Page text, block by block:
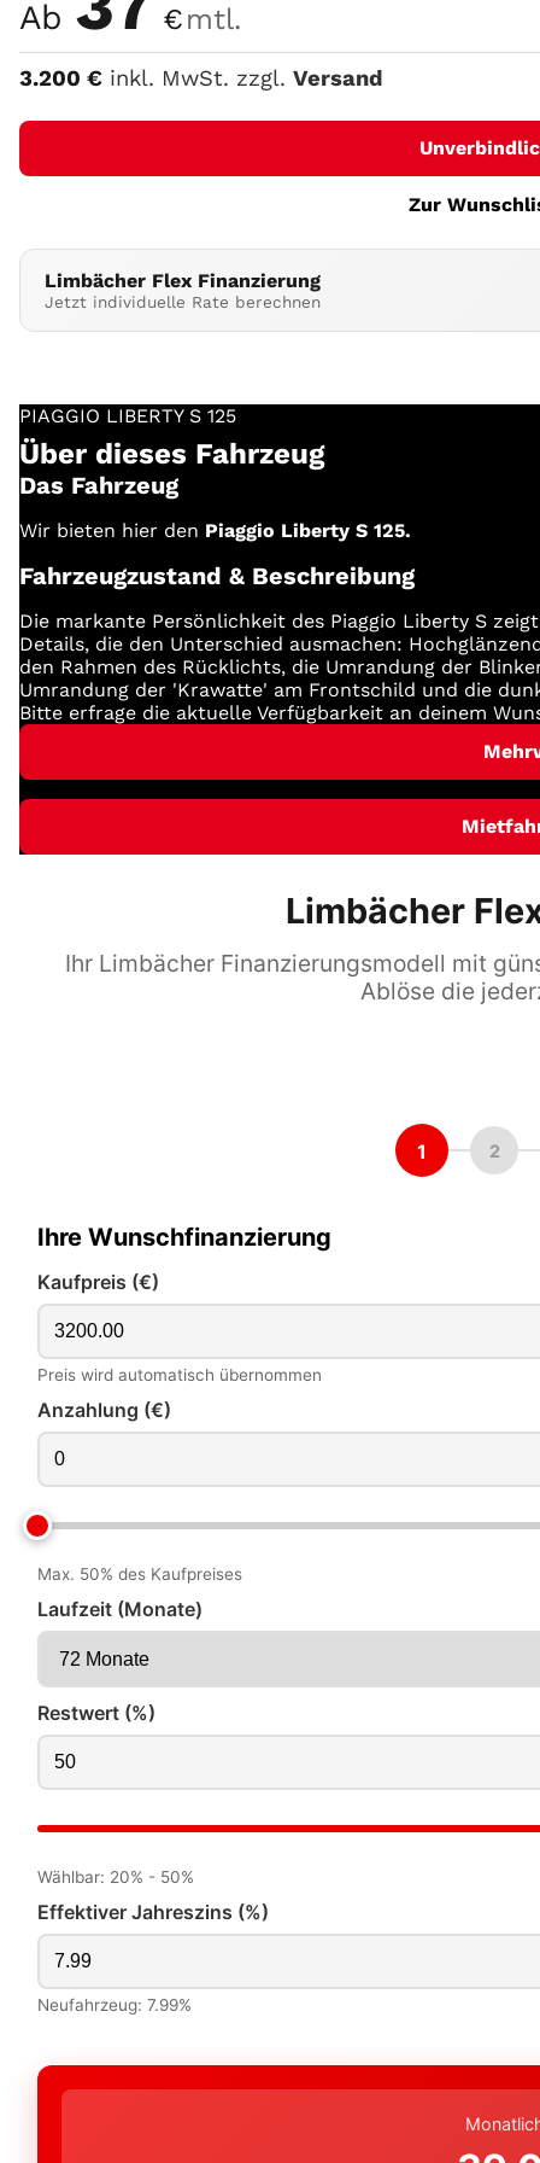
Ab €mtl.
3.200 € inkl. MwSt. zzgl. Versand
Zur
Limbächer Flex Finanzierung
Jetzt individuelle Rate berechnen
PIAGGIO LIBERTY S 125
Über dieses Fahrzeug
Das Fahrzeug
Wir bieten hier den Piaggio Liberty S 125.
Fahrzeugzustand & Beschreibung
Die markante Persönlichkeit des Piaggio Liberty S
Details, die den Unterschied ausmachen:
den Rahmen des Rücklichts, die Umrandung der
Umrandung der 'Krawatte' am Frontschild und die
Bitte erfrage die aktuelle Verfügbarkeit an deinem
Limbächer
Ihr Limbächer Finanzierungsmodell mit
Ablöse die
1 2
Ihre Wunschfinanzierung
Kaufpreis (€)
Preis wird automatisch übernommen
Anzahlung (€)
Max. 50% des Kaufpreises
Laufzeit (Monate)
Restwert (%)
Wählbar: 20% - 50%
Effektiver Jahreszins (%)
Neufahrzeug: 7.99%